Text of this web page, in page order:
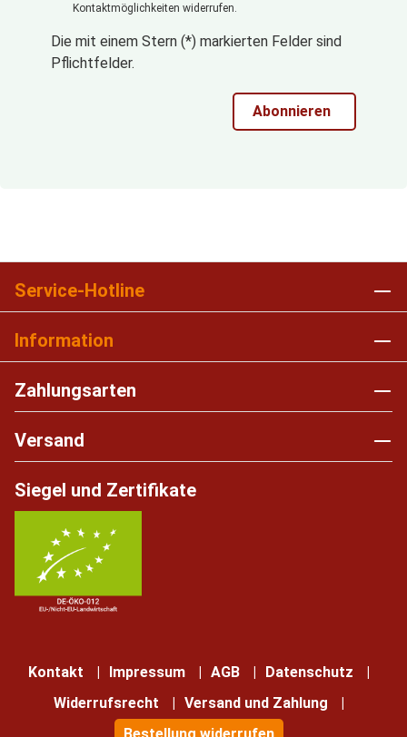
Kontaktmöglichkeiten widerrufen.
Die mit einem Stern (*) markierten Felder sind
Pflichtfelder.
Abonnieren
Service-Hotline
Information
Zahlungsarten
Versand
Siegel und Zertifikate
Kontakt Impressum AGB
Datenschutz
Widerrufsrecht
Versand und Zahlung